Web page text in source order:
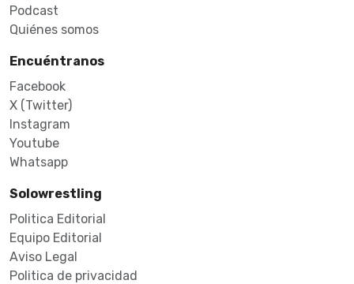
Podcast
Quiénes somos
Encuéntranos
Facebook
X (Twitter)
Instagram
Youtube
Whatsapp
Solowrestling
Politica Editorial
Equipo Editorial
Aviso Legal
Politica de privacidad